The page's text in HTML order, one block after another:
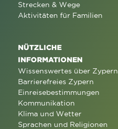
Strecken & Wege
Aktivitäten für Familien
NÜTZLICHE
INFORMATIONEN
Wissenswertes über Zypern
Barrierefreies Zypern
Einreisebestimmungen
Kommunikation
Klima und Wetter
Sprachen und Religionen